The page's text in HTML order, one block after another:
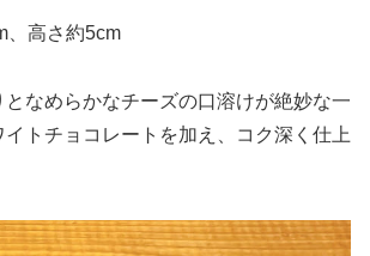
、高さ約5cm
なめらかなチーズの口溶けが絶妙な一
トチョコレートを加え、コク深く仕上